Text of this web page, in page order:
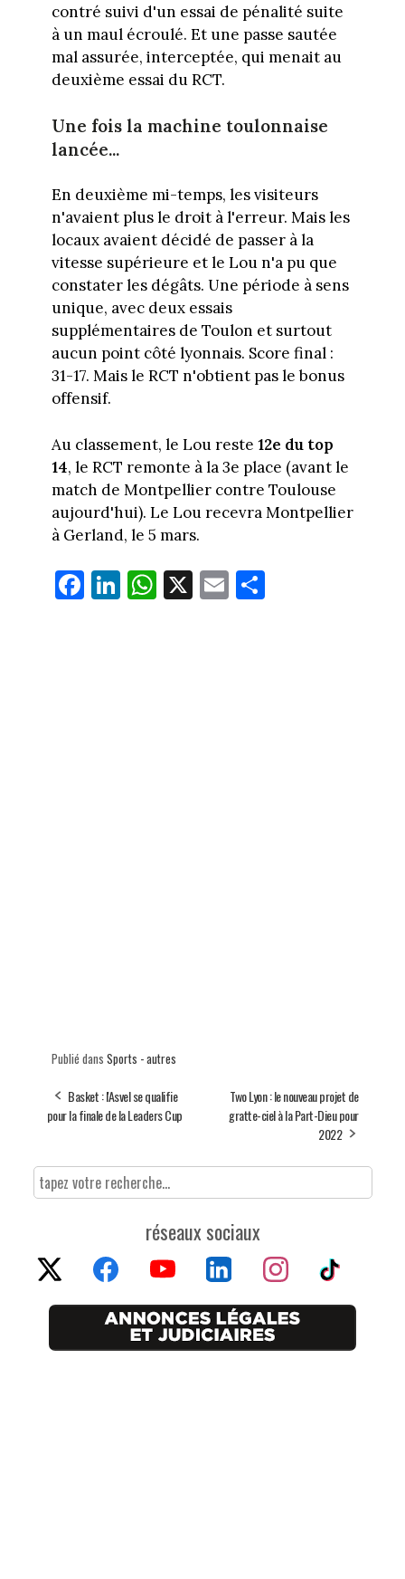
contré suivi d'un essai de pénalité suite
à un maul écroulé. Et une passe sautée
mal assurée, interceptée, qui menait au
deuxième essai du RCT.
Une fois la machine toulonnaise
lancée...
En deuxième mi-temps, les visiteurs
n'avaient plus le droit à l'erreur. Mais les
locaux avaient décidé de passer à la
vitesse supérieure et le Lou n'a pu que
constater les dégâts. Une période à sens
unique, avec deux essais
supplémentaires de Toulon et surtout
aucun point côté lyonnais. Score final :
31-17. Mais le RCT n'obtient pas le bonus
offensif.
Au classement, le Lou reste 12e du top
14, le RCT remonte à la 3e place (avant le
match de Montpellier contre Toulouse
aujourd'hui). Le Lou recevra Montpellier
à Gerland, le 5 mars.
Fa
ce
Li
nk
W
ha
X E
m
Pa
rt
Publié dans Sports - autres
Basket : l'Asvel se qualifie
pour la finale de la Leaders Cup
Two Lyon : le nouveau projet de
gratte-ciel à la Part-Dieu pour
2022
réseaux sociaux